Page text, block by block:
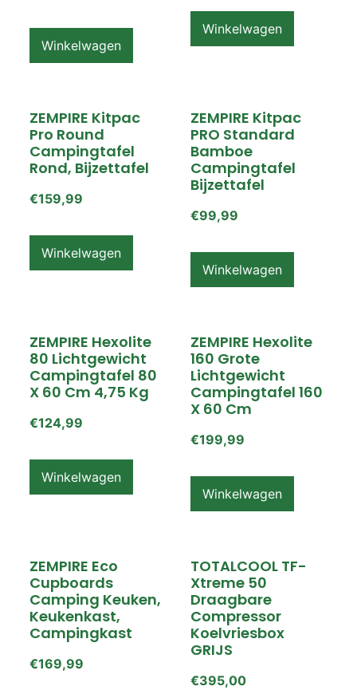
Winkelwagen
Winkelwagen
ZEMPIRE Kitpac
Pro Round
Campingtafel
Rond, Bijzettafel
€159,99
Winkelwagen
ZEMPIRE Kitpac
PRO Standard
Bamboe
Campingtafel
Bijzettafel
€99,99
Winkelwagen
ZEMPIRE Hexolite
80 Lichtgewicht
Campingtafel 80
X 60 Cm 4,75 Kg
€124,99
Winkelwagen
ZEMPIRE Hexolite
160 Grote
Lichtgewicht
Campingtafel 160
X 60 Cm
€199,99
Winkelwagen
ZEMPIRE Eco
Cupboards
Camping Keuken,
Keukenkast,
Campingkast
€169,99
TOTALCOOL TF-
Xtreme 50
Draagbare
Compressor
Koelvriesbox
GRIJS
€395,00